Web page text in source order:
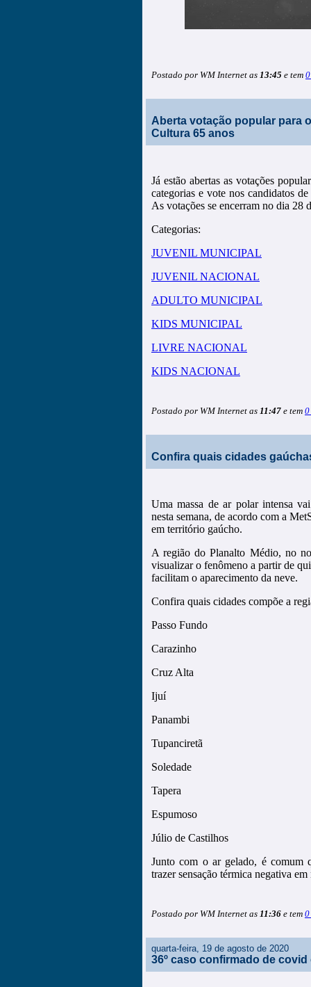
Postado por WM Internet as 13:45 e tem
Aberta votação popular para
Cultura 65 anos
Já estão abertas as votações
categorias e vote nos candidatos
As votações se encerram no dia 28
Categorias:
JUVENIL MUNICIPAL
JUVENIL NACIONAL
ADULTO MUNICIPAL
KIDS MUNICIPAL
LIVRE NACIONAL
KIDS NACIONAL
Postado por WM Internet as 11:47 e tem 0
Confira quais cidades
Uma massa de ar polar intensa
nesta semana, de acordo com a
em território gaúcho.
A região do Planalto Médio, no
visualizar o fenômeno a partir de
facilitam o aparecimento da neve.
Confira quais cidades compõe a
Passo Fundo
Carazinho
Cruz Alta
Ijuí
Panambi
Tupanciretã
Soledade
Tapera
Espumoso
Júlio de Castilhos
Junto com o ar gelado, é comum
trazer sensação térmica negativa
Postado por WM Internet as 11:36 e tem 0
quarta-feira, 19 de agosto de 2020
36º caso confirmado de